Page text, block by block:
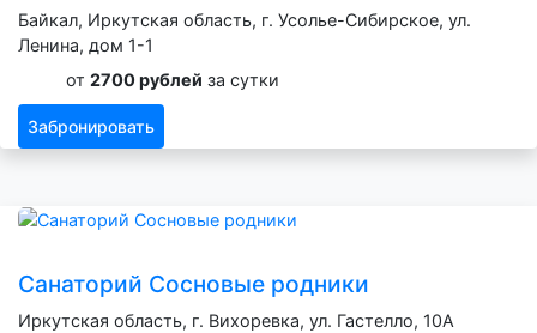
Байкал, Иркутская область, г. Усолье-Сибирское, ул.
Ленина, дом 1-1
от 2700 рублей за сутки
Забронировать
Санаторий Сосновые родники
Иркутская область, г. Вихоревка, ул. Гастелло, 10А